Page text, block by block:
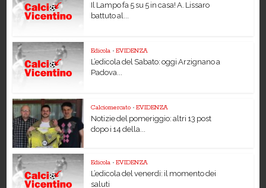
Il Lampo fa 5 su 5 in casa! A. Lissaro
battuto al...
Edicola • EVIDENZA
L’edicola del Sabato: oggi Arzignano a
Padova...
Calciomercato • EVIDENZA
Notizie del pomeriggio: altri 13 post
dopo i 14 della...
Edicola • EVIDENZA
L’edicola del venerdi: il momento dei
saluti